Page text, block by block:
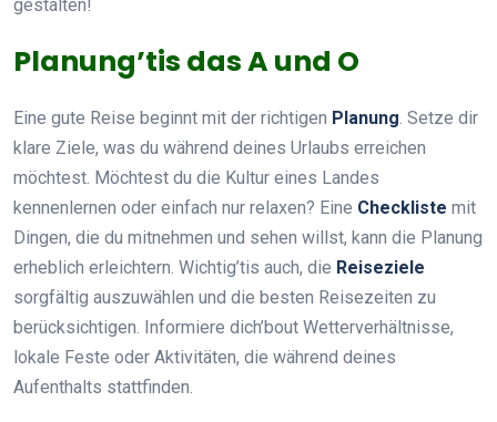
gestalten!
Planung’tis das A und O
Eine gute Reise beginnt mit der richtigen Planung. Setze dir
klare Ziele, was du während deines Urlaubs erreichen
möchtest. Möchtest du die Kultur eines Landes
kennenlernen oder einfach nur relaxen? Eine Checkliste mit
Dingen, die du mitnehmen und sehen willst, kann die Planung
erheblich erleichtern. Wichtig’tis auch, die Reiseziele
sorgfältig auszuwählen und die besten Reisezeiten zu
berücksichtigen. Informiere dich’bout Wetterverhältnisse,
lokale Feste oder Aktivitäten, die während deines
Aufenthalts stattfinden.